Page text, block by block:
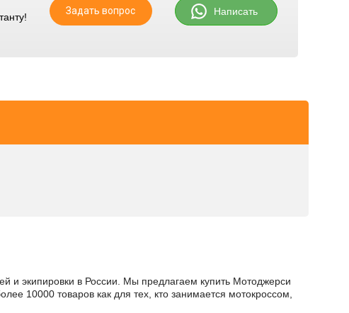
Задать вопрос Написать
и экипировки в России. Мы предлагаем купить Мотоджерси
10000 товаров как для тех, кто занимается мотокроссом,